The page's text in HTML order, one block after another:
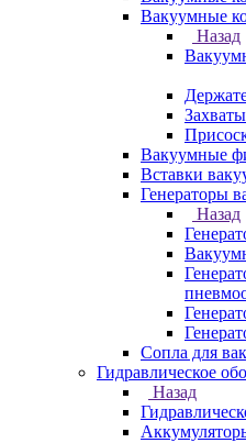
Вакуумные
Назад
Вакуумные
Вставки
Генераторы
Назад
Сопла для
Гидравлическое
Назад